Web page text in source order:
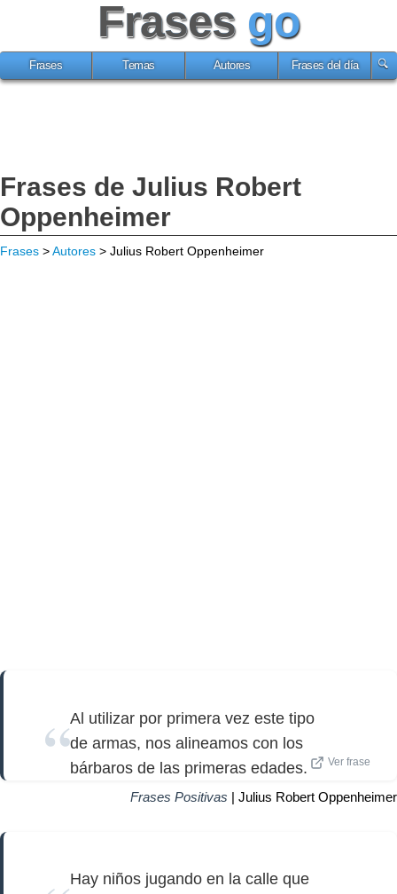
Frases go
Frases Temas Autores Frases del día
Frases de Julius Robert
Oppenheimer
Frases >Autores > Julius Robert Oppenheimer
Al utilizar por primera vez este tipo
de armas, nos alineamos con los
bárbaros de las primeras edades.
Ver frase
Frases Positivas | Julius Robert Oppenheimer
Hay niños jugando en la calle que